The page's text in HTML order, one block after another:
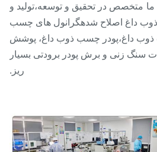
در تحقیق و توسعه،تولید و
اصلاح شده گرانول های چسب
پودر چسب ذوب داغ، پوشش
زنی و برش پودر برودتی بسیار